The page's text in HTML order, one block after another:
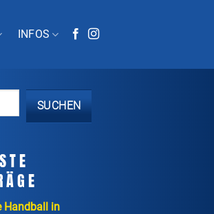
INFOS
SUCHEN
Handball in